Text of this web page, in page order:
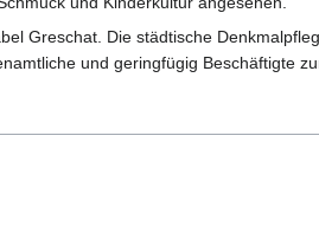
Greschat. Die städtische
und geringfügig Beschäftigte